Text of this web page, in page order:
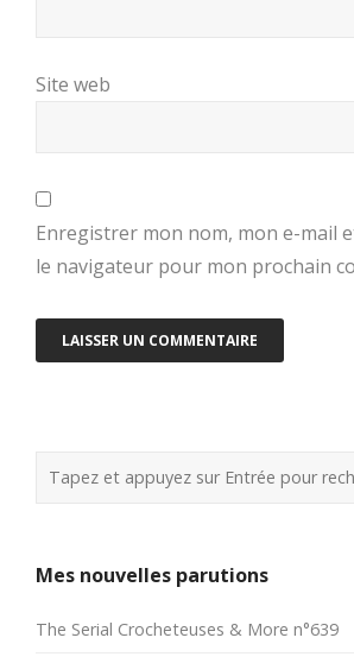
Site web
Enregistrer mon nom, mon e-mail
le navigateur pour mon prochain
Mes nouvelles parutions
The Serial Crocheteuses & More n°639